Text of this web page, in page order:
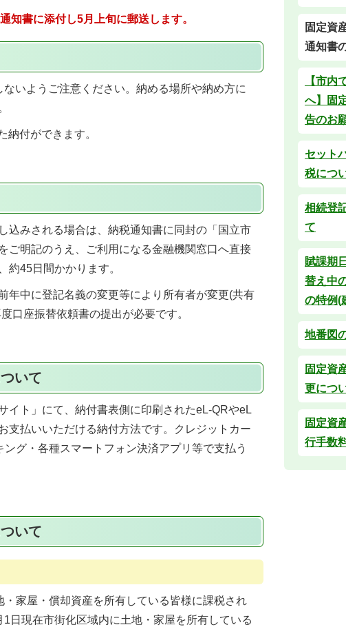
知書に添付し5月上旬に郵送します。
いようご注意ください。納める場所や納め方に
納付ができます。
込みされる場合は、納税通知書に同封の「国立市
ご明記のうえ、ご利用になる金融機関窓口へ直接
約45日間かかります。
年中に登記名義の変更等により所有者が変更(共有
口座振替依頼書の提出が必要です。
いて
イト」にて、納付書表側に印刷されたeL-QRやeL
支払いいただける納付方法です。クレジットカー
グ・各種スマートフォン決済アプリ等で支払う
いて
家屋・償却資産を所有している皆様に課税され
日現在市街化区域内に土地・家屋を所有している
固定資
通知書
【市内
へ】固
告のお
セット
税につ
相続登
て
賦課期
替え中
の特例(
地番図
固定資
更につ
固定資
行手数